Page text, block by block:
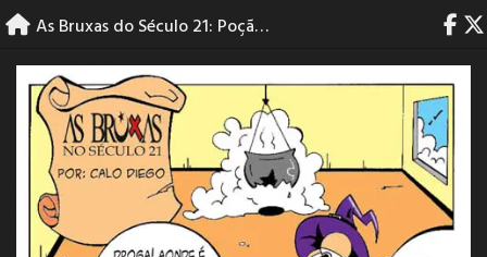
Skip
to
content
As Bruxas do Século 21: Poção Emagrecedora